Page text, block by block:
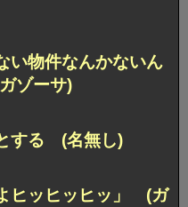
い物件なんかないん
ゾーサ)
する (名無し)
ヒッヒッヒッ」 (ガ